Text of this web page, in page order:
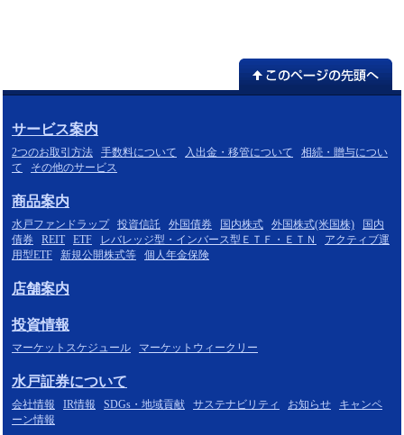
サービス案内
2つのお取引方法 手数料について 入出金・移管について
相続・贈与につい
て
その他のサービス
商品案内
水戸ファンドラップ 投資信託 外国債券 国内株式 外国株式(米国株)
国内
債券
REIT ETF レバレッジ型・インバース型ＥＴＦ・ＥＴＮ
アクティブ運
用型ETF
新規公開株式等 個人年金保険
店舗案内
投資情報
マーケットスケジュール マーケットウィークリー
水戸証券について
会社情報 IR情報 SDGs・地域貢献 サステナビリティ お知らせ
キャンペ
ーン情報